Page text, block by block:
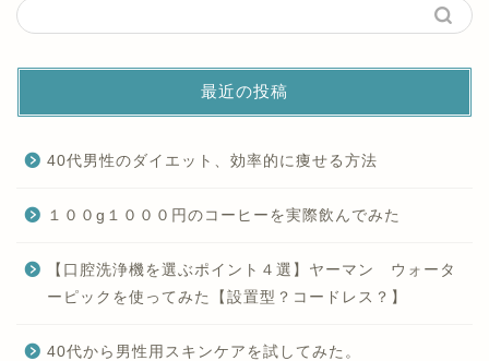
最近の投稿
40代男性のダイエット、効率的に痩せる方法
１００g１０００円のコーヒーを実際飲んでみた
【口腔洗浄機を選ぶポイント４選】ヤーマン ウォータ
ーピックを使ってみた【設置型？コードレス？】
40代から男性用スキンケアを試してみた。